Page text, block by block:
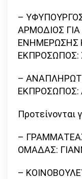
–
ΑΡΜΟΔΙΟΣ
ΕΝΗΜΕΡΩΣΗΣ
ΕΚΠΡΟΣΩΠΟΣ:
–
ΕΚΠΡΟΣΩΠΟΣ:
Προτείνονται
–
ΟΜΑΔΑΣ:
–